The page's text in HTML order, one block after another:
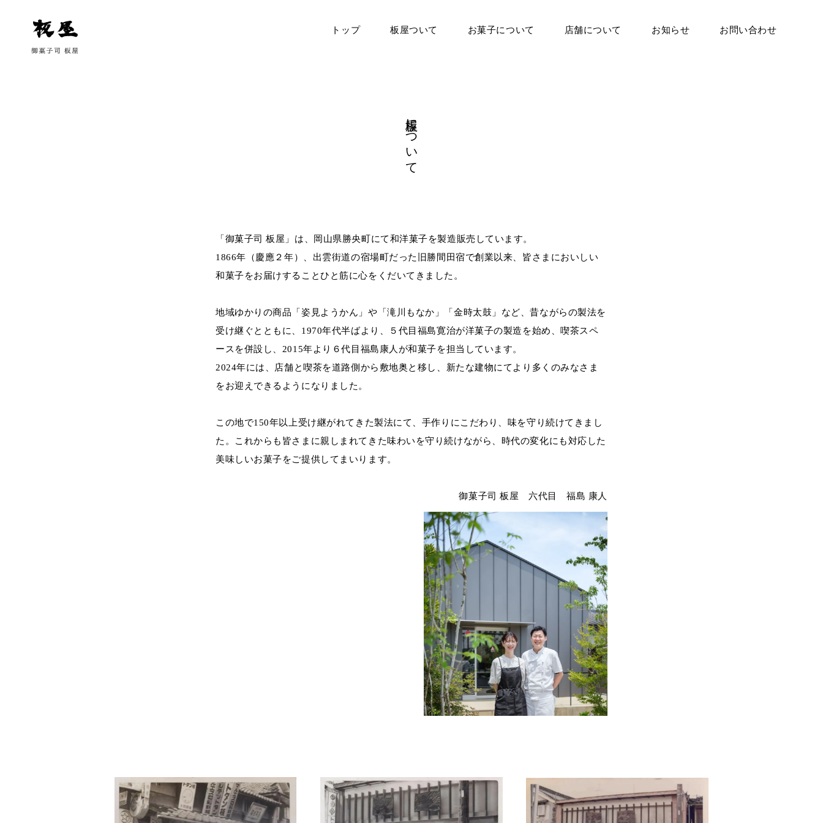
トップ 板屋ついて お菓子について 店舗について お知らせ お問い合わせ
板屋について
「御菓子司 板屋」は、岡山県勝央町にて和洋菓子を製造販売しています。
1866年（慶應２年）、出雲街道の宿場町だった旧勝間田宿で創業以来、皆さまにおいしい
和菓子をお届けすることひと筋に心をくだいてきました。
地域ゆかりの商品「姿見ようかん」や「滝川もなか」「金時太鼓」など、昔ながらの製法を
受け継ぐとともに、1970年代半ばより、５代目福島寛治が洋菓子の製造を始め、喫茶スペ
ースを併設し、2015年より６代目福島康人が和菓子を担当しています。
2024年には、店舗と喫茶を道路側から敷地奥と移し、新たな建物にてより多くのみなさま
をお迎えできるようになりました。
この地で150年以上受け継がれてきた製法にて、手作りにこだわり、味を守り続けてきまし
た。これからも皆さまに親しまれてきた味わいを守り続けながら、時代の変化にも対応した
美味しいお菓子をご提供してまいります。
御菓子司 板屋 六代目 福島 康人